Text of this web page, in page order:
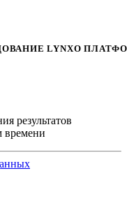
LYNXО
результатов
времени